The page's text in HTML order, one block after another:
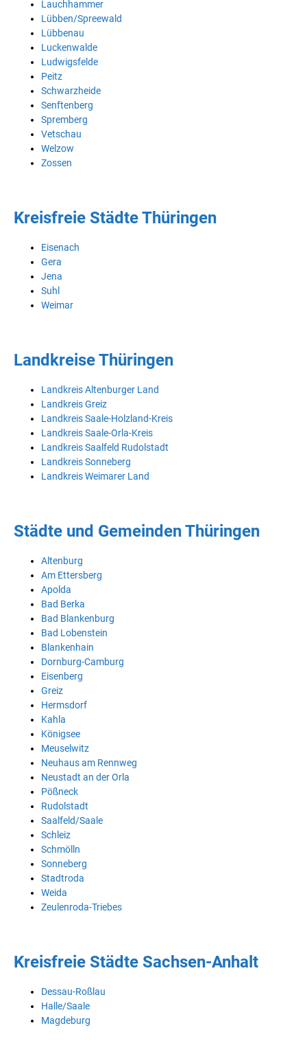
Lauchhammer
Lübben/Spreewald
Lübbenau
Luckenwalde
Ludwigsfelde
Peitz
Schwarzheide
Senftenberg
Spremberg
Vetschau
Welzow
Zossen
Kreisfreie Städte Thüringen
Eisenach
Gera
Jena
Suhl
Weimar
Landkreise Thüringen
Landkreis Altenburger Land
Landkreis Greiz
Landkreis Saale-Holzland-Kreis
Landkreis Saale-Orla-Kreis
Landkreis Saalfeld Rudolstadt
Landkreis Sonneberg
Landkreis Weimarer Land
Städte und Gemeinden Thüringen
Altenburg
Am Ettersberg
Apolda
Bad Berka
Bad Blankenburg
Bad Lobenstein
Blankenhain
Dornburg-Camburg
Eisenberg
Greiz
Hermsdorf
Kahla
Königsee
Meuselwitz
Neuhaus am Rennweg
Neustadt an der Orla
Pößneck
Rudolstadt
Saalfeld/Saale
Schleiz
Schmölln
Sonneberg
Stadtroda
Weida
Zeulenroda-Triebes
Kreisfreie Städte Sachsen-Anhalt
Dessau-Roßlau
Halle/Saale
Magdeburg